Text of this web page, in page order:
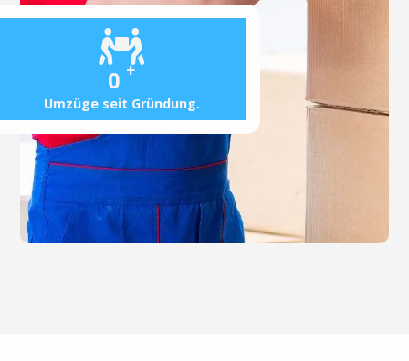
0 +
Umzüge seit Gründung.